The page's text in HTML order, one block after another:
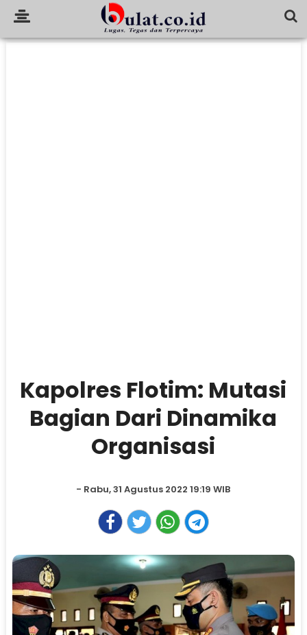
Kapolres Flotim: Mutasi
Bagian Dari Dinamika
Organisasi
- Rabu, 31 Agustus 2022 19:19 WIB